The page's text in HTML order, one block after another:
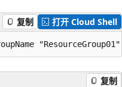
复制 打开 Cloud Shell
复制